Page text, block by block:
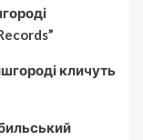
кличуть